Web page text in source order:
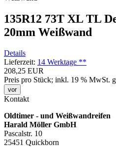
135R12 73T XL TL
20mm Weißwand
Details
Lieferzeit: 14 Werktage **
208,25 EUR
Preis pro Stück; inkl. 19 % MwSt.
vor
Kontakt
Oldtimer - und Weißwandreifen
Harald Möller GmbH
Pascalstr. 10
25451 Quickborn